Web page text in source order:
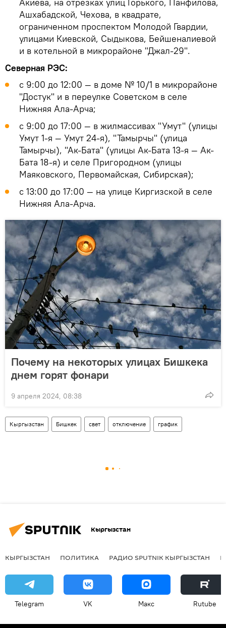
Ашхабадской, Чехова, в квадрате,
ограниченном проспектом Молодой Гвардии,
улицами Киевской, Сыдыкова, Бейшеналиевой
и в котельной в микрорайоне "Джал-29".
Северная РЭС:
с 9:00 до 12:00 — в доме № 10/1 в микрорайоне
"Достук" и в переулке Советском в селе
Нижняя Ала-Арча;
с 9:00 до 17:00 — в жилмассивах "Умут" (улицы
Умут 1-я — Умут 24-я), "Тамырчы" (улица
Тамырчы), "Ак-Бата" (улицы Ак-Бата 13-я — Ак-
Бата 18-я) и селе Пригородном (улицы
Маяковского, Первомайская, Сибирская);
с 13:00 до 17:00 — на улице Киргизской в селе
Нижняя Ала-Арча.
Почему на некоторых улицах Бишкека
днем горят фонари
9 апреля 2024, 08:38
Кыргызстан Бишкек свет отключение график
Кыргызстан
КЫРГЫЗСТАН ПОЛИТИКА РАДИО SPUTNIK КЫРГЫЗСТАН
Telegram VK Макс Rutube